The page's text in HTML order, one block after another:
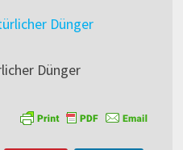
Dünger